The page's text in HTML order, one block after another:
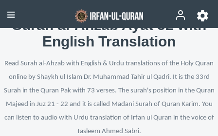
Surah al-Ahzab Ayat 52 with
English Translation
Read Surah al-Ahzab with English & Urdu translations of the Holy Quran
online by Shaykh ul Islam Dr. Muhammad Tahir ul Qadri. It is the 33rd
Surah in the Quran Pak with 73 verses. The surah's position in the Quran
Majeed in Juz 21 - 22 and it is called Madani Surah of Quran Karim. You
can listen to audio with Urdu translation of Irfan ul Quran in the voice of
Tasleem Ahmed Sabri.